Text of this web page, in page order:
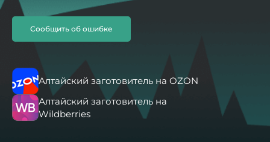
Сообщить об ошибке
Алтайский заготовитель на OZON
Алтайский заготовитель на
Wildberries